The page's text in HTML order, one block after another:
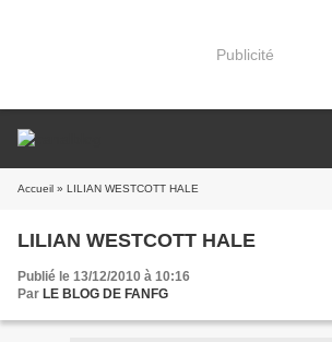
Publicité
Accueil » LILIAN WESTCOTT HALE
LILIAN WESTCOTT HALE
Publié le 13/12/2010 à 10:16
Par LE BLOG DE FANFG